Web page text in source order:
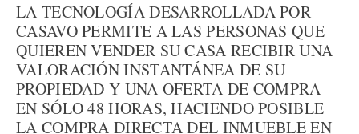
LA TECNOLOGÍA DESARROLLADA POR
CASAVO PERMITE A LAS PERSONAS QUE
QUIEREN VENDER SU CASA RECIBIR UNA
VALORACIÓN INSTANTÁNEA DE SU
PROPIEDAD Y UNA OFERTA DE COMPRA
EN SÓLO 48 HORAS, HACIENDO POSIBLE
LA COMPRA DIRECTA DEL INMUEBLE EN